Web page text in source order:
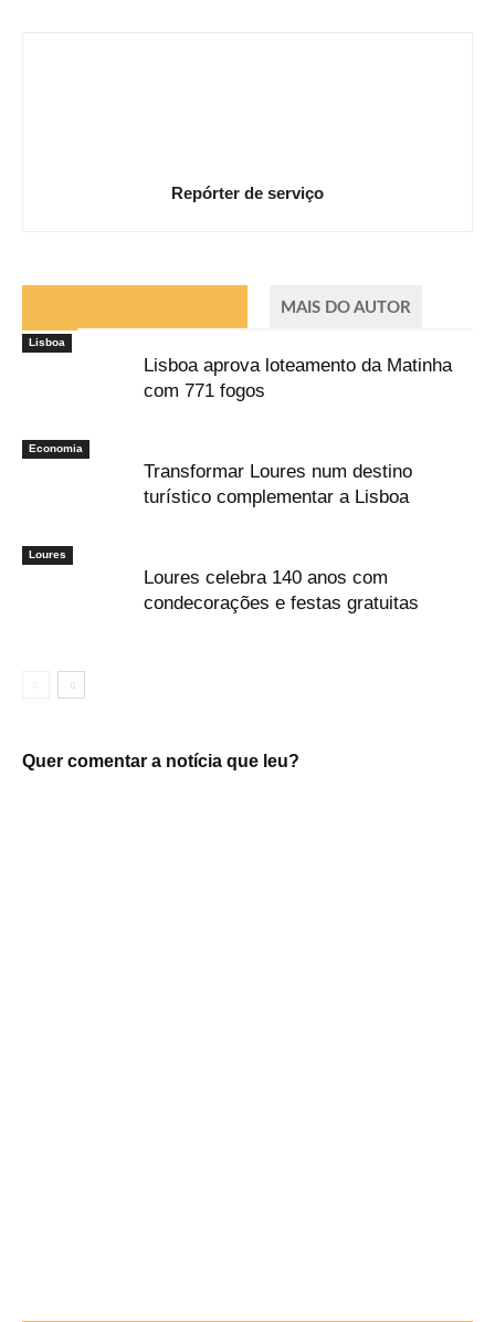
Repórter de serviço
MAIS DO AUTOR
Lisboa
Lisboa aprova loteamento da Matinha
com 771 fogos
Economia
Transformar Loures num destino
turístico complementar a Lisboa
Loures
Loures celebra 140 anos com
condecorações e festas gratuitas
Quer comentar a notícia que leu?